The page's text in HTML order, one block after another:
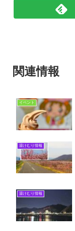
関連情報
イベント
湯けむり情報
湯けむり情報